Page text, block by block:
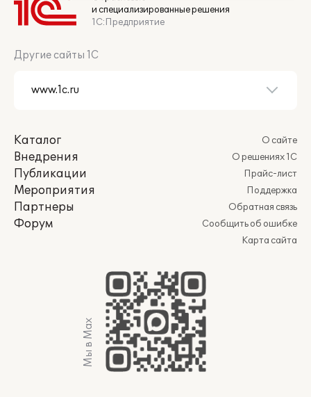
и специализированные решения
1С:Предприятие
Другие сайты 1С
Каталог
Внедрения
Публикации
Мероприятия
Партнеры
Форум
О сайте
О решениях 1С
Прайс-лист
Поддержка
Обратная связь
Сообщить об ошибке
Карта сайта
Мы в Max